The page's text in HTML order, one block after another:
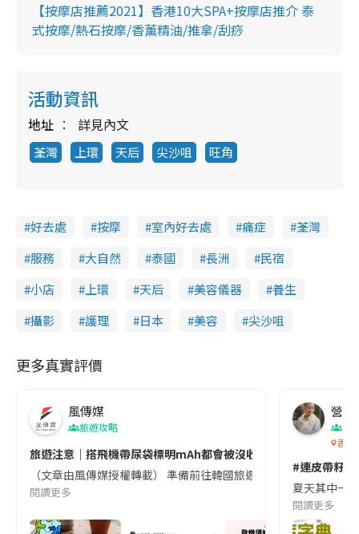
【按摩店推薦2021】香港10大SPA+按摩店推介 泰
式按摩/熱石按摩/香薰精油/推拿/刮痧
活動資訊
地址 詳見內文
荃灣 上環 天后 尖沙咀 旺角
好去處 按摩 室內好去處 痛症
荃灣
服務
大自然 泰國 長洲
民宿
小店
上環 天后 美容儀器
養生
攝影
護理 日本 美容 尖沙咀
更多真實評價
風傳媒
旅遊攻略
旅遊注意｜搭飛機帶尿袋標明mAh都會被沒收😱出發前切記檢查
（文章由風傳媒授權轉載） 準備前往韓國旅遊的民眾，近期要
閱讀更多
營養
香港
#連皮帶籽
夏天其中一
閱讀更多